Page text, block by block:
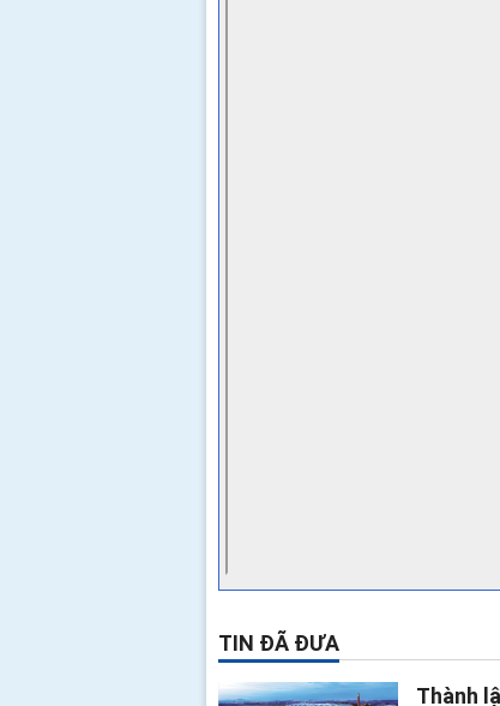
TIN ĐÃ ĐƯA
Thành